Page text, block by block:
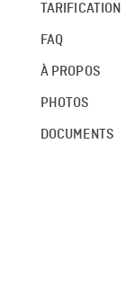
TARIFICATION
FAQ
À PROPOS
PHOTOS
DOCUMENTS